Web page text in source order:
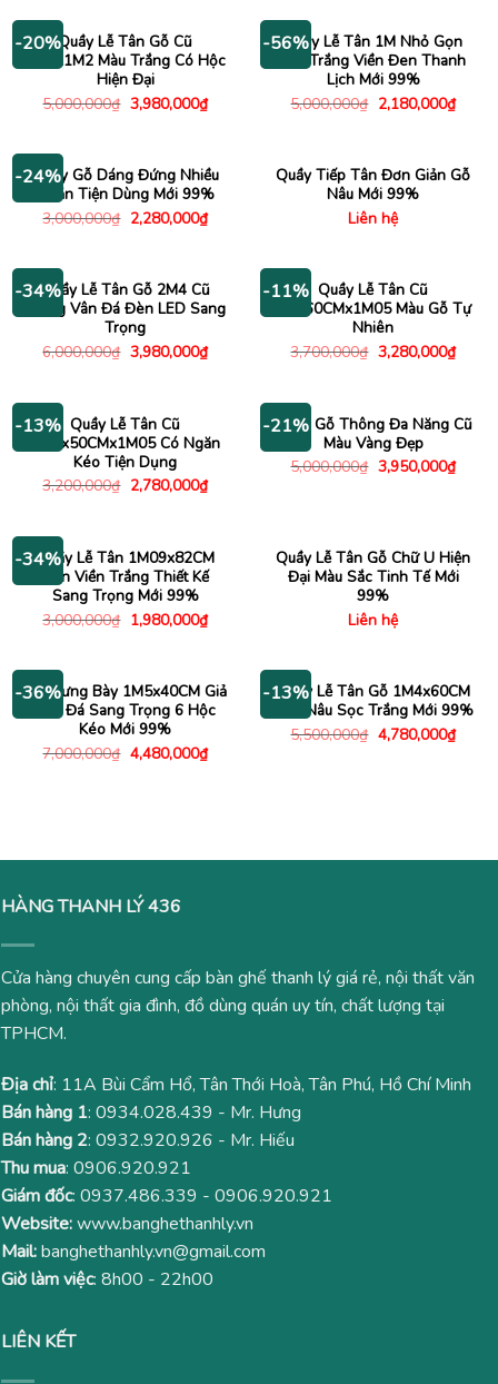
840,000₫.
-20%Quầy Lễ Tân Gỗ Cũ
2M2x1M2 Màu Trắng Có Hộc
Hiện Đại
5,000,000₫ Giá
gốc
3,980,000₫Giá
hiện
-56%
Quầy Lễ Tân 1M Nhỏ Gọn
Mặt Trắng Viền Đen Thanh
Lịch Mới 99%
5,000,000₫ Giá
gốc
2,180,000₫Giá
hiện
-24%
Quầy Gỗ Dáng Đứng Nhiều
Ngăn Tiện Dùng Mới 99%
3,000,000₫ Giá
gốc
2,280,000₫Giá
hiện
2,280,000₫.
Quầy Tiếp Tân Đơn Giản Gỗ
Nâu Mới 99%
Liên hệ
-34%Quầy Lễ Tân Gỗ 2M4 Cũ
Trắng Vân Đá Đèn LED Sang
Trọng
6,000,000₫ Giá
gốc
3,980,000₫Giá
hiện
3,980,000₫.
-11% Quầy Lễ Tân Cũ
2Mx60CMx1M05 Màu Gỗ Tự
Nhiên
3,700,000₫ Giá
gốc
3,280,000₫Giá
hiện
-13% Quầy Lễ Tân Cũ
1M5x50CMx1M05 Có Ngăn
Kéo Tiện Dụng
3,200,000₫ Giá
gốc
2,780,000₫Giá
hiện
-21%
Quầy Gỗ Thông Đa Năng Cũ
Màu Vàng Đẹp
5,000,000₫ Giá
gốc
3,950,000₫Giá
hiện
-34%Quầy Lễ Tân 1M09x82CM
Đen Viền Trắng Thiết Kế
Sang Trọng Mới 99%
3,000,000₫ Giá
gốc
1,980,000₫Giá
hiện
1,980,000₫.
Quầy Lễ Tân Gỗ Chữ U Hiện
Đại Màu Sắc Tinh Tế Mới
99%
Liên hệ
-36%
Tủ Trưng Bày 1M5x40CM Giả
Vân Đá Sang Trọng 6 Hộc
Kéo Mới 99%
7,000,000₫ Giá
gốc
4,480,000₫Giá
hiện
-13%
Quầy Lễ Tân Gỗ 1M4x60CM
Màu Nâu Sọc Trắng Mới 99%
5,500,000₫ Giá
gốc
4,780,000₫Giá
hiện
HÀNG THANH LÝ 436
Cửa hàng chuyên cung cấp bàn ghế thanh lý giá rẻ, nội thất văn
phòng, nội thất gia đình, đồ dùng quán uy tín, chất lượng tại
TPHCM.
Địa chỉ: 11A Bùi Cẩm Hổ, Tân Thới Hoà, Tân Phú, Hồ Chí Minh
Bán hàng 1: 0934.028.439 - Mr. Hưng
Bán hàng 2: 0932.920.926 - Mr. Hiếu
Thu mua: 0906.920.921
Giám đốc: 0937.486.339 - 0906.920.921
Website:www.banghethanhly.vn
Mail:banghethanhly.vn@gmail.com
Giờ làm việc: 8h00 - 22h00
LIÊN KẾT